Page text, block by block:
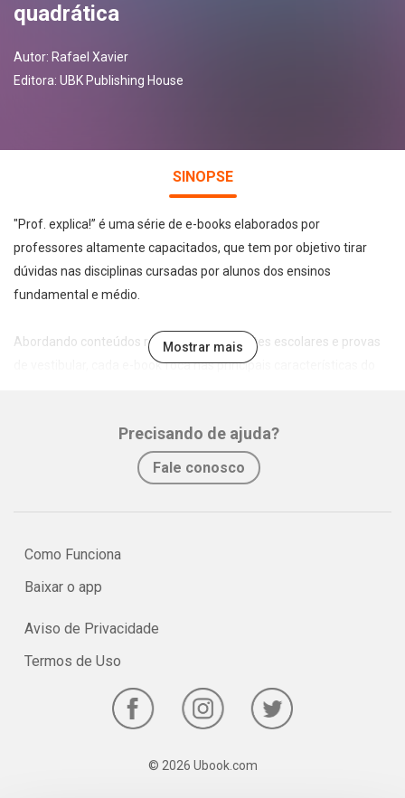
quadrática
Autor: Rafael Xavier
Editora: UBK Publishing House
SINOPSE
"Prof. explica!” é uma série de e-books elaborados por
professores altamente capacitados, que tem por objetivo tirar
dúvidas nas disciplinas cursadas por alunos dos ensinos
fundamental e médio.
Abordando conteúdos recorrentes em testes escolares e provas
de vestibular, cada e-book foca nas principais características do
No e-book "Prof. explica!” Matemática para o 1º ano do Ensino
Médio serão vistos os principais pontos sobre as Funções
Mostrar mais
Precisando de ajuda?
Fale conosco
Como Funciona
Baixar o app
Aviso de Privacidade
Termos de Uso
© 2026 Ubook.com